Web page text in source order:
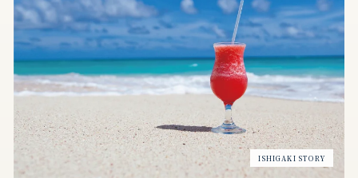
ISHIGAKI STORY